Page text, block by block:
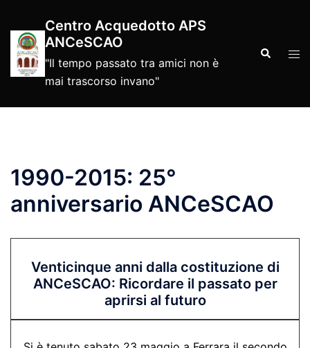
contenuto
Centro Acquedotto APS
ANCeSCAO
"Il tempo passato tra amici non è
mai trascorso invano"
Cerca
1990-2015: 25°
anniversario ANCeSCAO
Venticinque anni dalla costituzione di
ANCeSCAO: Ricordare il passato per
aprirsi al futuro